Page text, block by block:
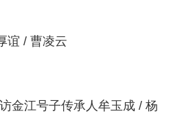
谊 / 曹凌云
金江号子传承人牟玉成 / 杨